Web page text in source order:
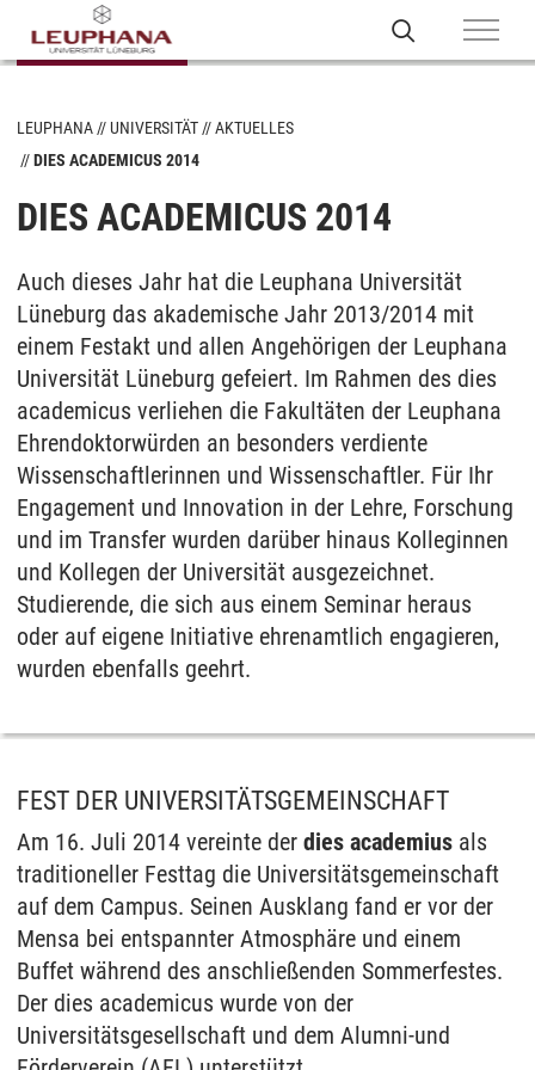
LEUPHANA UNIVERSITÄT
AKTUELLES
DIES ACADEMICUS 2014
DIES ACADEMICUS 2014
Auch dieses Jahr hat die Leuphana Universität
Lüneburg das akademische Jahr 2013/2014 mit
einem Festakt und allen Angehörigen der Leuphana
Universität Lüneburg gefeiert. Im Rahmen des dies
academicus verliehen die Fakultäten der Leuphana
Ehrendoktorwürden an besonders verdiente
Wissenschaftlerinnen und Wissenschaftler. Für Ihr
Engagement und Innovation in der Lehre, Forschung
und im Transfer wurden darüber hinaus Kolleginnen
und Kollegen der Universität ausgezeichnet.
Studierende, die sich aus einem Seminar heraus
oder auf eigene Initiative ehrenamtlich engagieren,
wurden ebenfalls geehrt.
FEST DER UNIVERSITÄTSGEMEINSCHAFT
Am 16. Juli 2014 vereinte der dies academius als
traditioneller Festtag die Universitätsgemeinschaft
auf dem Campus. Seinen Ausklang fand er vor der
Mensa bei entspannter Atmosphäre und einem
Buffet während des anschließenden Sommerfestes.
Der dies academicus wurde von der
Universitätsgesellschaft und dem Alumni-und